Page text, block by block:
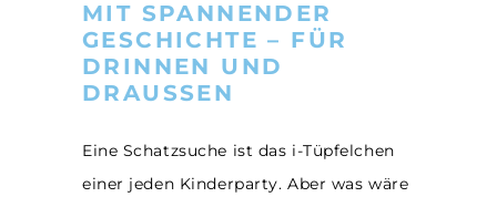
MIT SPANNENDER
GESCHICHTE – FÜR
DRINNEN UND
DRAUSSEN
Eine Schatzsuche ist das i-Tüpfelchen
einer jeden Kinderparty. Aber was wäre